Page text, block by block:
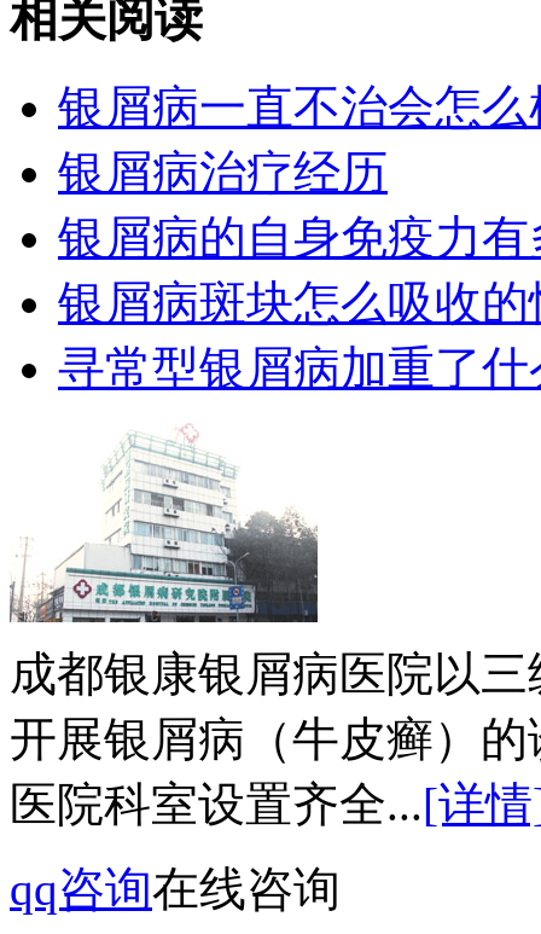
相关阅读
银屑病一直不治会怎么
银屑病治疗经历
银屑病的自身免疫力有
银屑病斑块怎么吸收的
寻常型银屑病加重了什
成都银康银屑病医院以
开展银屑病（牛皮癣）
医院科室设置齐全...[详
qq咨询在线咨询